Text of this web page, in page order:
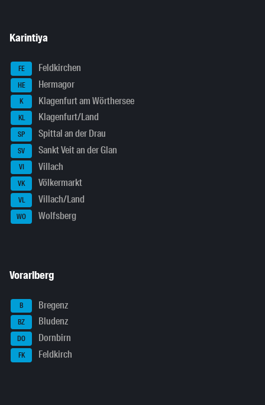
Karintiya
FE Feldkirchen
HE Hermagor
K Klagenfurt am Wörthersee
KL Klagenfurt/Land
SP Spittal an der Drau
SV Sankt Veit an der Glan
VI Villach
VK Völkermarkt
VL Villach/Land
WO Wolfsberg
Vorarlberg
B Bregenz
BZ Bludenz
DO Dornbirn
FK Feldkirch